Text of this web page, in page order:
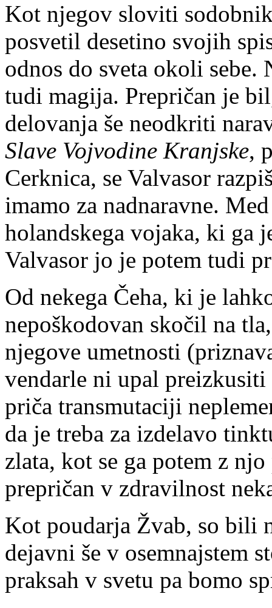
Kot njegov sloviti
posvetil desetino svojih
odnos do sveta okoli sebe.
tudi magija. Prepričan je
delovanja še neodkriti
Slave Vojvodine Kranjske,
Cerknica, se Valvasor
imamo za nadnaravne.
holand­skega vojaka, ki ga
Valvasor jo je potem tudi
Od nekega Čeha, ki je
nepoškodovan skočil na
njegove umetnosti
vendarle ni upal
priča transmutaciji
da je treba za izdelavo
zlata, kot se ga potem z
prepričan v zdravilnost
Kot poudarja Žvab, so bili
dejavni še v osemnajstem
praksah v svetu pa bomo